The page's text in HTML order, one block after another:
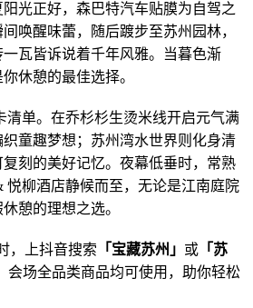
光正好，森巴特汽车贴膜为自驾之
唤醒味蕾，随后踱步至苏州园林，
瓦皆诉说着千年风雅。当暮色渐
休憩的最佳选择。
清单。在乔杉杉生烫米线开启元气满
童趣梦想；苏州湾水世界则化身清
刻的美好记忆。夜幕低垂时，常熟
柳酒店静候而至，无论是江南庭院
憩的理想之选。
，上抖音搜索 「宝藏苏州」 或 「苏
会场全品类商品均可使用，助你轻松